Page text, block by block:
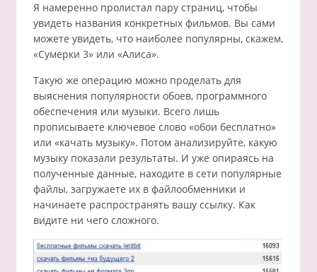
Я намеренно пролистал пару страниц, чтобы
увидеть названия конкретных фильмов. Вы сами
можете увидеть, что наиболее популярны, скажем,
«Сумерки 3» или «Алиса».
Такую же операцию можно проделать для
выяснения популярности обоев, программного
обеспечения или музыки. Всего лишь
прописываете ключевое слово «обои бесплатно»
или «качать музыку». Потом анализируйте, какую
музыку показали результаты. И уже опираясь на
полученные данные, находите в сети популярные
файлы, загружаете их в файлообменники и
начинаете распространять вашу ссылку. Как
видите ни чего сложного.